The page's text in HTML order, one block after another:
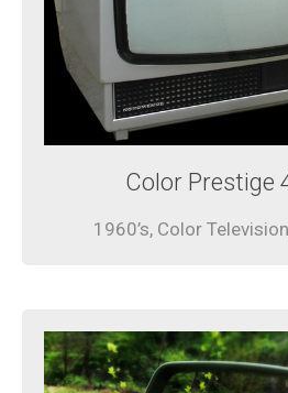
Color Prestige
1960’s, Color